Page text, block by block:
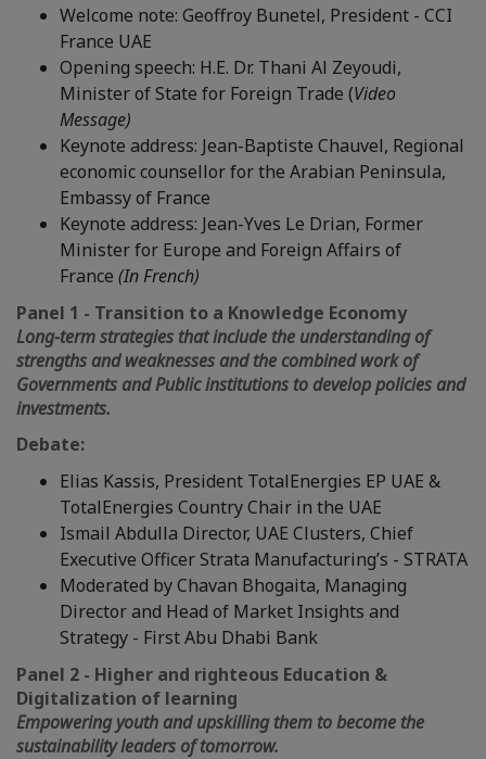
Welcome note: Geoffroy Bunetel, President - CCI
France UAE
Opening speech: H.E. Dr. Thani Al Zeyoudi,
Minister of State for Foreign Trade (Video
Message)
Keynote address: Jean-Baptiste Chauvel, Regional
economic counsellor for the Arabian Peninsula,
Embassy of France
Keynote address: Jean-Yves Le Drian, Former
Minister for Europe and Foreign Affairs of
France (In French)
Panel 1 - Transition to a Knowledge Economy
Long-term strategies that include the understanding of
strengths and weaknesses and the combined work of
Governments and Public institutions to develop policies and
investments.
Debate:
Elias Kassis, President TotalEnergies EP UAE &
TotalEnergies Country Chair in the UAE
Ismail Abdulla Director, UAE Clusters, Chief
Executive Officer Strata Manufacturing’s - STRATA
Moderated by Chavan Bhogaita, Managing
Director and Head of Market Insights and
Strategy - First Abu Dhabi Bank
Panel 2 - Higher and righteous Education &
Digitalization of learning
Empowering youth and upskilling them to become the
sustainability leaders of tomorrow.